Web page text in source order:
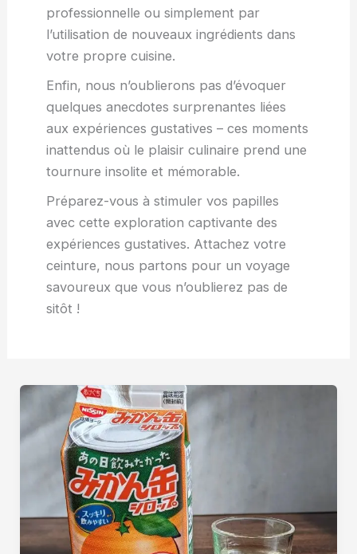
professionnelle ou simplement par
l’utilisation de nouveaux ingrédients dans
votre propre cuisine.
Enfin, nous n’oublierons pas d’évoquer
quelques anecdotes surprenantes liées
aux expériences gustatives – ces moments
inattendus où le plaisir culinaire prend une
tournure insolite et mémorable.
Préparez-vous à stimuler vos papilles
avec cette exploration captivante des
expériences gustatives. Attachez votre
ceinture, nous partons pour un voyage
savoureux que vous n’oublierez pas de
sitôt !